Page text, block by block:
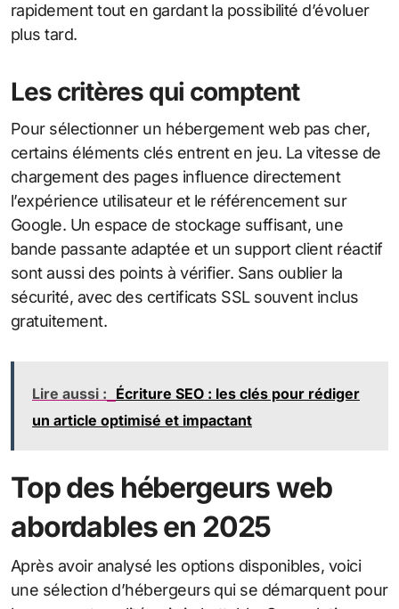
rapidement tout en gardant la possibilité d’évoluer
plus tard.
Les critères qui comptent
Pour sélectionner un hébergement web pas cher,
certains éléments clés entrent en jeu. La vitesse de
chargement des pages influence directement
l’expérience utilisateur et le référencement sur
Google. Un espace de stockage suffisant, une
bande passante adaptée et un support client réactif
sont aussi des points à vérifier. Sans oublier la
sécurité, avec des certificats SSL souvent inclus
gratuitement.
Lire aussi : Écriture SEO : les clés pour rédiger
un article optimisé et impactant
Top des hébergeurs web
abordables en 2025
Après avoir analysé les options disponibles, voici
une sélection d’hébergeurs qui se démarquent pour